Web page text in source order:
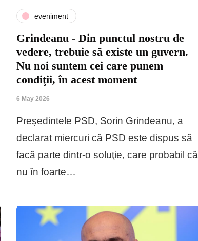
eveniment
Grindeanu - Din punctul nostru de
vedere, trebuie să existe un guvern.
Nu noi suntem cei care punem
condiţii, în acest moment
6 May 2026
Preşedintele PSD, Sorin Grindeanu, a
declarat miercuri că PSD este dispus să
facă parte dintr-o soluţie, care probabil că
nu în foarte…